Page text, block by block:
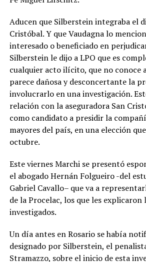
Aducen que Silberstein integraba el
Cristóbal. Y que Vaudagna lo
interesado o beneficiado en
Silberstein le dijo a LPO que es
cualquier acto ilícito, que no conoce
parece dañosa y desconcertante la
involucrarlo en una investigación.
relación con la aseguradora San
como candidato a presidir la
mayores del país, en una elección
octubre.
Este viernes Marchi se presentó
el abogado Hernán Folgueiro -del
Gabriel Cavallo– que va a
de la Procelac, los que les explicaron
investigados.
Un día antes en Rosario se había
designado por Silberstein, el
Stramazzo, sobre el inicio de esta